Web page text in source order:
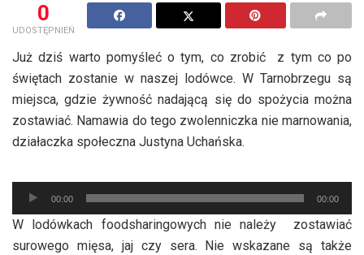
0
UDOSTĘPNIEŃ
Już dziś warto pomyśleć o tym, co zrobić z tym co po
świętach zostanie w naszej lodówce. W Tarnobrzegu są
miejsca, gdzie żywność nadającą się do spożycia można
zostawiać. Namawia do tego zwolenniczka nie marnowania,
działaczka społeczna Justyna Uchańska.
Odtwarzacz
plików
dźwiękowych
00:00 00:00
W lodówkach foodsharingowych nie należy zostawiać
surowego mięsa, jaj czy sera. Nie wskazane są także